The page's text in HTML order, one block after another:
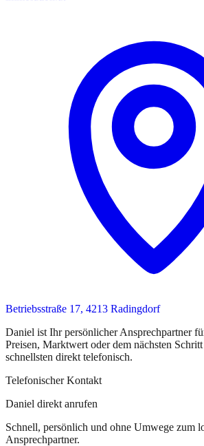
Betriebsstraße 17, 4213 Radingdorf
Daniel ist Ihr persönlicher Ansprechpartner
Preisen, Marktwert oder dem nächsten
schnellsten direkt telefonisch.
Telefonischer Kontakt
Daniel direkt anrufen
Schnell, persönlich und ohne Umwege zum
Ansprechpartner.